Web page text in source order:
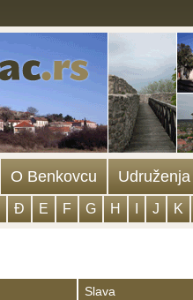
O Benkovcu Udruženja
Đ E F G H J K
Slava